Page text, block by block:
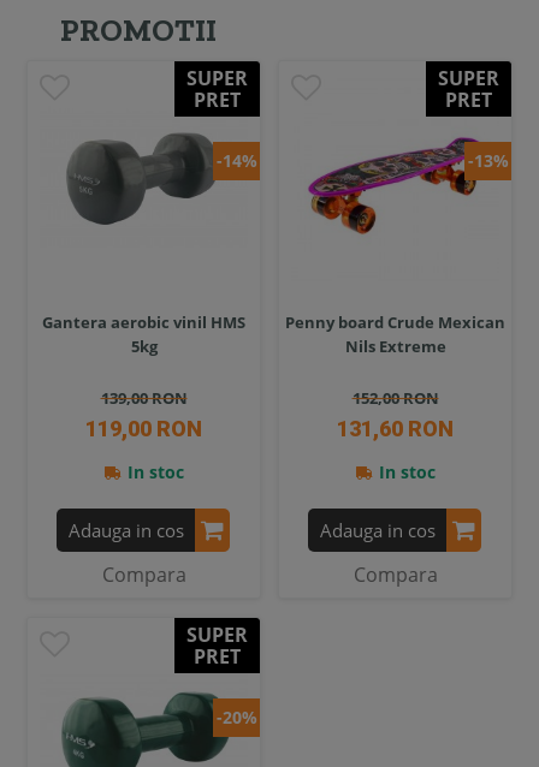
PROMOTII
SUPER
PRET
-14%
Gantera aerobic vinil HMS
5kg
139,00 RON
119,00 RON
In stoc
Adauga in cos
Compara
SUPER
PRET
-13%
Penny board Crude Mexican
Nils Extreme
152,00 RON
131,60 RON
In stoc
Adauga in cos
Compara
SUPER
PRET
-20%